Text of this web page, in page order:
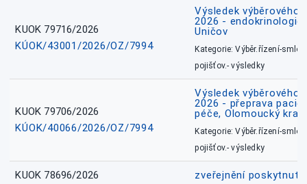
KUOK 79716/2026
KÚOK/43001/2026/OZ/7994
Výsledek výběrového
2026 - endokrinologie
Uničov
Kategorie: Výběr.řízení-
pojišťov.- výsledky
KUOK 79706/2026
KÚOK/40066/2026/OZ/7994
Výsledek výběrového
2026 - přeprava
péče, Olomoucký kraj
Kategorie: Výběr.řízení-
pojišťov.- výsledky
KUOK 78696/2026 zveřejnění